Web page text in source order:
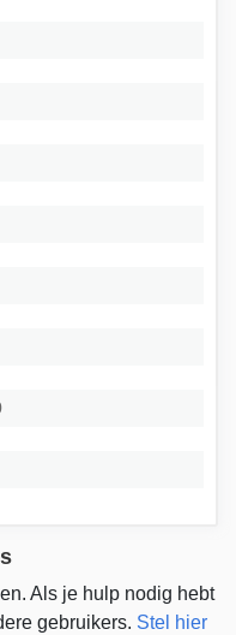
Als je hulp nodig hebt
gebruikers. Stel hier